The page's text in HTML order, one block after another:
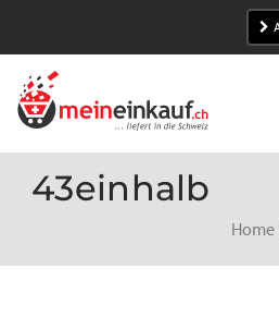
43einhalb
Home